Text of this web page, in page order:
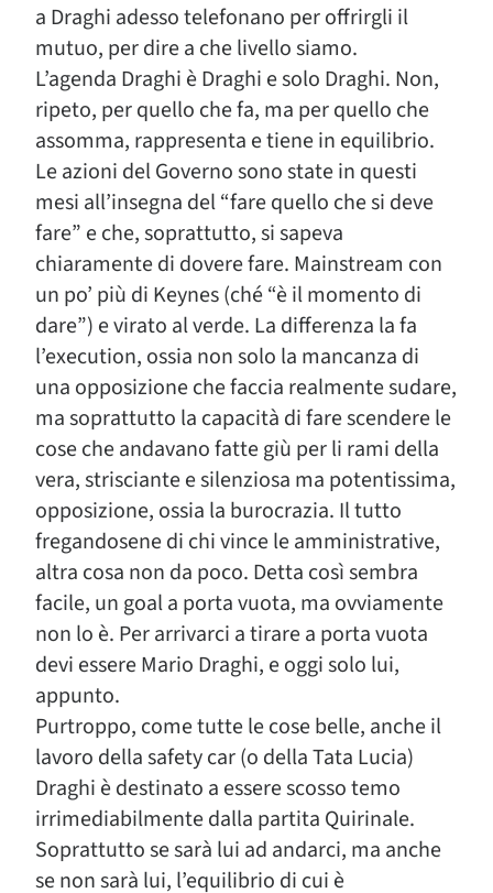
a Draghi adesso telefonano per offrirgli il
mutuo, per dire a che livello siamo.
L’agenda Draghi è Draghi e solo Draghi. Non,
ripeto, per quello che fa, ma per quello che
assomma, rappresenta e tiene in equilibrio.
Le azioni del Governo sono state in questi
mesi all’insegna del “fare quello che si deve
fare” e che, soprattutto, si sapeva
chiaramente di dovere fare. Mainstream con
un po’ più di Keynes (ché “è il momento di
dare”) e virato al verde. La differenza la fa
l’execution, ossia non solo la mancanza di
una opposizione che faccia realmente sudare,
ma soprattutto la capacità di fare scendere le
cose che andavano fatte giù per li rami della
vera, strisciante e silenziosa ma potentissima,
opposizione, ossia la burocrazia. Il tutto
fregandosene di chi vince le amministrative,
altra cosa non da poco. Detta così sembra
facile, un goal a porta vuota, ma ovviamente
non lo è. Per arrivarci a tirare a porta vuota
devi essere Mario Draghi, e oggi solo lui,
appunto.
Purtroppo, come tutte le cose belle, anche il
lavoro della safety car (o della Tata Lucia)
Draghi è destinato a essere scosso temo
irrimediabilmente dalla partita Quirinale.
Soprattutto se sarà lui ad andarci, ma anche
se non sarà lui, l’equilibrio di cui è